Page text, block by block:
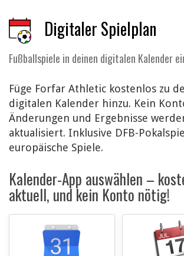
Digitaler Spielplan
Fußballspiele in deinen digitalen Kalender
Füge Forfar Athletic kostenlos zu
digitalen Kalender hinzu. Kein
Änderungen und Ergebnisse
aktualisiert. Inklusive DFB-
europäische Spiele.
Kalender-App auswählen –
aktuell, und kein Konto nötig!